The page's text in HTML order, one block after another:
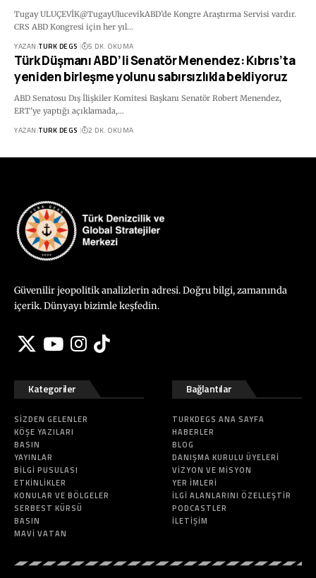
Tugay ULUÇEVİK@TugayUlucevikABD’de Kongre Araştırma Servisi vardır.
CRS ABD Kongresi için her yıl…
YAZAN:TURK DEGS 5 DK. OKUMA
Türk Düşmanı ABD’li Senatör Menendez: Kıbrıs’ta
yeniden birleşme yolunu sabırsızlıkla bekliyoruz
ABD Senatosu Dış İlişkiler Komitesi Başkanı Senatör Robert Menendez,
ERT'ye yaptığı açıklamada,…
YAZAN:TURK DEGS 2 DK. OKUMA
Güvenilir jeopolitik analizlerin adresi. Doğru bilgi, zamanında
içerik. Dünyayı bizimle keşfedin.
Kategoriler
SIZDEN GELENLER
KÖŞE YAZILARI
BASIN
YAYINLAR
BILGI PUSULASI
ETKINLIKLER
KONULAR VE BÖLGELER
SERBEST KÜRSÜ
BASIN
MAVI VATAN
Bağlantılar
TURKDEGS ANA SAYFA
HABERLER
BLOG
DANIŞMA KURULU ÜYELERI
VIZYON VE MISYON
YER İMLERI
İLGI ALANLARINI ÖZELLEŞTIR
PODCASTLER
İLETIŞIM